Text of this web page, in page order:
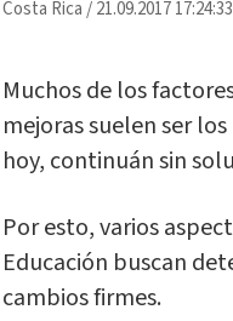
Costa Rica/21.09.2017 17:24:33
Muchos de los
mejoras suelen ser
hoy, continuán sin
Por esto, varios
Educación buscan
cambios firmes.